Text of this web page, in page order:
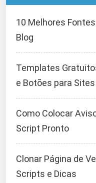
10 Melhores
Blog
Templates
e Botões para Sites
Como Colocar
Script Pronto
Clonar Página de
Scripts e Dicas